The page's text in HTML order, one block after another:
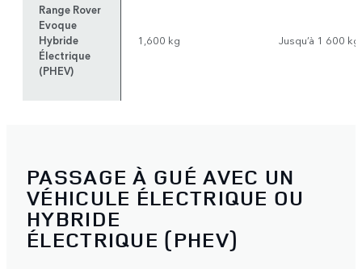
Range Rover
Evoque
Hybride
Électrique
(PHEV)
1,600 kg Jusqu’à 1 600 kg
PASSAGE À GUÉ AVEC UN
VÉHICULE ÉLECTRIQUE OU
HYBRIDE
ÉLECTRIQUE (PHEV)